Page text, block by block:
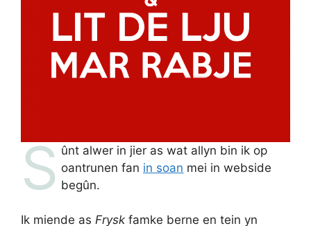
S ûnt alwer in jier as wat allyn bin ik op
oantrunen fan in soan mei in webside
begûn.
Ik miende as Frysk famke berne en tein yn